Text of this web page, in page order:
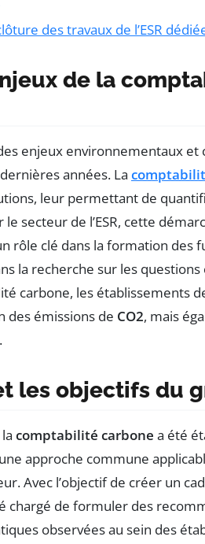
des travaux de l’ESR
de la
enjeux environnementaux
années. La
leur permettant de
secteur de l’ESR, cette
rôle clé dans la formation des
la recherche sur les
carbone, les établissements
des émissions de CO2, mais
les objectifs du
comptabilité carbone a été
approche commune
Avec l’objectif de créer un
chargé de formuler des
observées au sein des